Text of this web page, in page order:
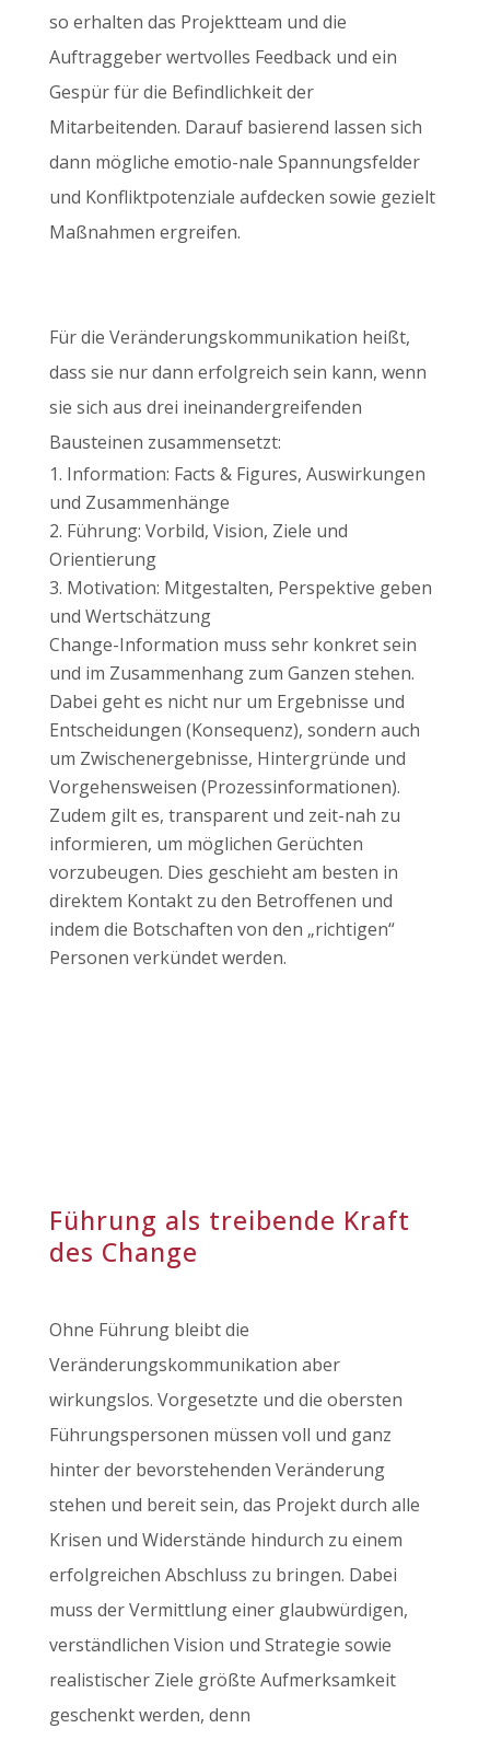
so erhalten das Projektteam und die
Auftraggeber wertvolles Feedback und ein
Gespür für die Befindlichkeit der
Mitarbeitenden. Darauf basierend lassen sich
dann mögliche emotio-nale Spannungsfelder
und Konfliktpotenziale aufdecken sowie gezielt
Maßnahmen ergreifen.
Für die Veränderungskommunikation heißt,
dass sie nur dann erfolgreich sein kann, wenn
sie sich aus drei ineinandergreifenden
Bausteinen zusammensetzt:
Information: Facts & Figures, Auswirkungen
und Zusammenhänge
Führung: Vorbild, Vision, Ziele und
Orientierung
Motivation: Mitgestalten, Perspektive geben
und Wertschätzung
Change-Information muss sehr konkret sein
und im Zusammenhang zum Ganzen stehen.
Dabei geht es nicht nur um Ergebnisse und
Entscheidungen (Konsequenz), sondern auch
um Zwischenergebnisse, Hintergründe und
Vorgehensweisen (Prozessinformationen).
Zudem gilt es, transparent und zeit-nah zu
informieren, um möglichen Gerüchten
vorzubeugen. Dies geschieht am besten in
direktem Kontakt zu den Betroffenen und
indem die Botschaften von den „richtigen“
Personen verkündet werden.
Führung als treibende Kraft
des Change
Ohne Führung bleibt die
Veränderungskommunikation aber
wirkungslos. Vorgesetzte und die obersten
Führungspersonen müssen voll und ganz
hinter der bevorstehenden Veränderung
stehen und bereit sein, das Projekt durch alle
Krisen und Widerstände hindurch zu einem
erfolgreichen Abschluss zu bringen. Dabei
muss der Vermittlung einer glaubwürdigen,
verständlichen Vision und Strategie sowie
realistischer Ziele größte Aufmerksamkeit
geschenkt werden, denn